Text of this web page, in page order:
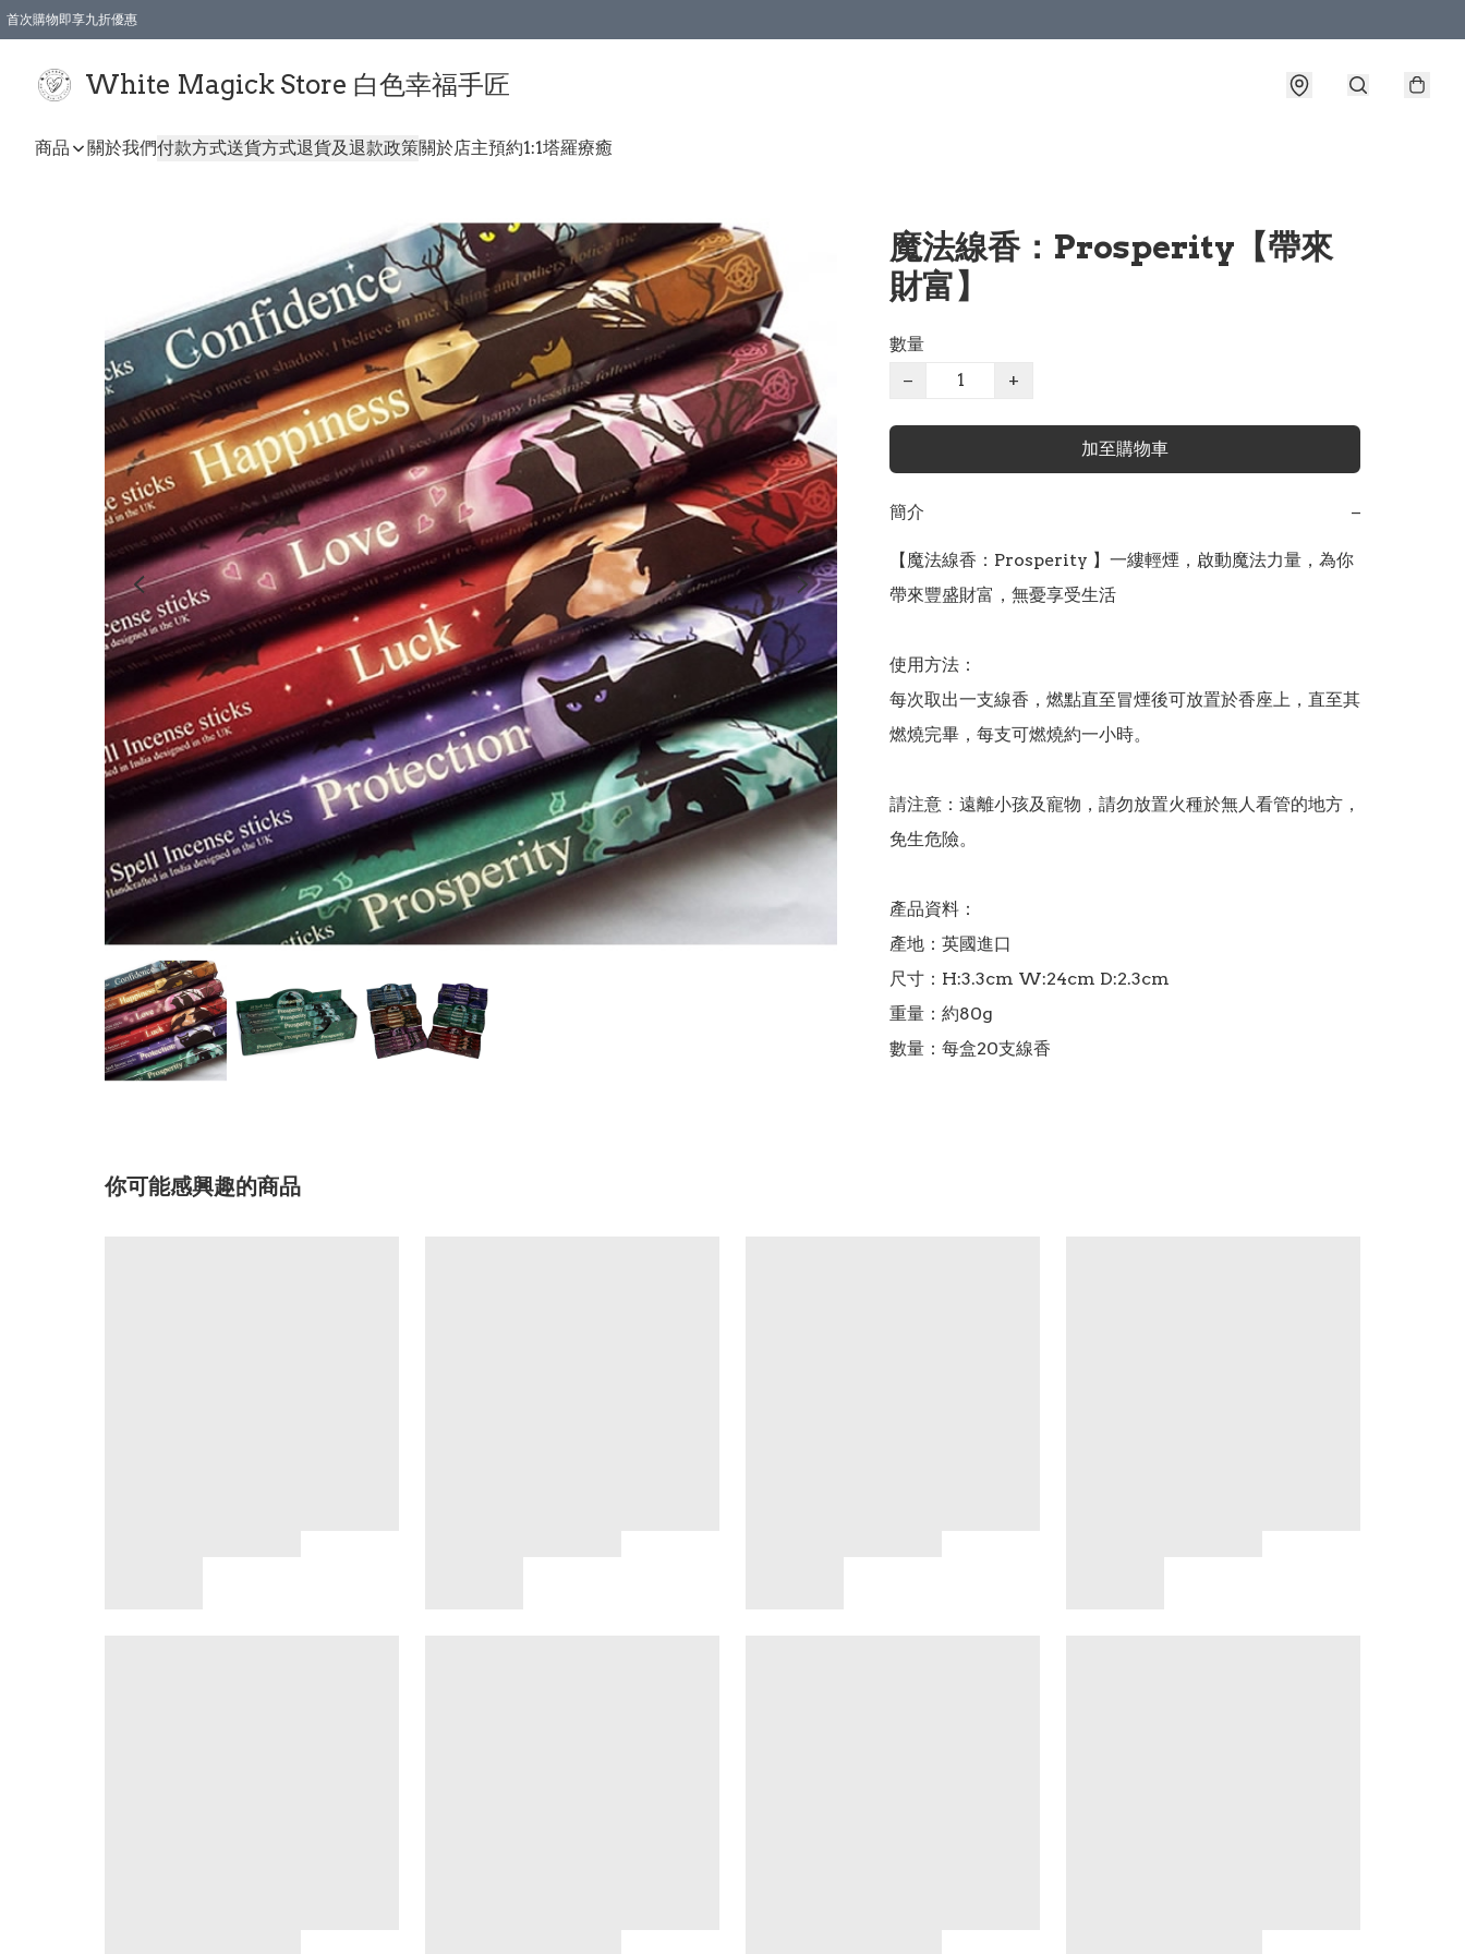
首次購物即享九折優惠
White Magick Store 白色幸福手匠
商品 關於我們付款方式送貨方式退貨及退款政策關於店主預約1:1塔羅療癒
魔法線香：Prosperity【帶來
財富】
數量
−
+
加至購物車
簡介 −
【魔法線香：Prosperity 】一縷輕煙，啟動魔法力量，為你
帶來豐盛財富，無憂享受生活
使用方法：
每次取出一支線香，燃點直至冒煙後可放置於香座上，直至其
燃燒完畢，每支可燃燒約一小時。
請注意：遠離小孩及寵物，請勿放置火種於無人看管的地方，
免生危險。
產品資料：
產地：英國進口
尺寸：H:3.3cm W:24cm D:2.3cm
重量：約80g
你可能感興趣的商品